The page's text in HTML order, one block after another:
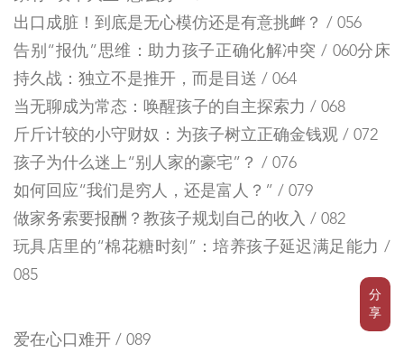
分
享
出口成脏！到底是无心模仿还是有意挑衅？ / 056
告别“报仇”思维：助力孩子正确化解冲突 / 060分床
持久战：独立不是推开，而是目送 / 064
当无聊成为常态：唤醒孩子的自主探索力 / 068
斤斤计较的小守财奴：为孩子树立正确金钱观 / 072
孩子为什么迷上“别人家的豪宅”？ / 076
如何回应“我们是穷人，还是富人？” / 079
做家务索要报酬？教孩子规划自己的收入 / 082
玩具店里的“棉花糖时刻”：培养孩子延迟满足能力 /
085
爱在心口难开 / 089